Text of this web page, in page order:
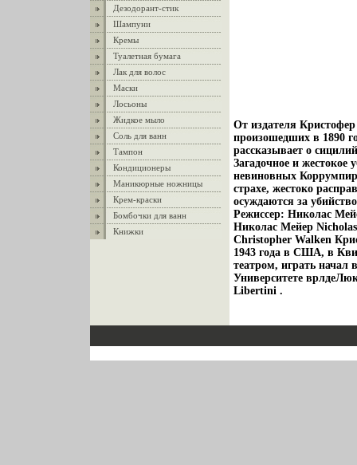
Дезодорант-стик
Шампуни
Кремы
Туалетная бумага
Лак для волос
Маски
Лосьоны
Жидкое мыло
Соль для ванн
Тампон
Кондиционеры
Маникюрные ножницы
Крем-краски
Бомбочки для ванн
Книжки
От издателя
произошедших в 1890
рассказывает о
Загадочное и жестокое
невиновных
страхе, жестоко
осуждаются за
Режиссер: Николас
Николас Мейер
Christopher Walken
1943 года в США, в
театром, играть начал
Университете
Libertini .